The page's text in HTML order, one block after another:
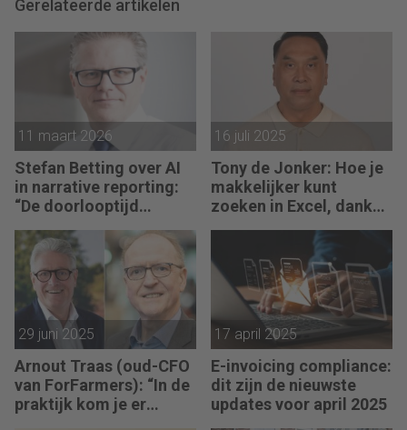
Gerelateerde artikelen
11 maart 2026
Stefan Betting over AI
in narrative reporting:
“De doorlooptijd
verkleint tot minuten.”
16 juli 2025
Tony de Jonker: Hoe je
makkelijker kunt
zoeken in Excel, dankzij
X.ZOEKEN
29 juni 2025
Arnout Traas (oud-CFO
van ForFarmers): “In de
praktijk kom je er
17 april 2025
E-invoicing compliance:
dit zijn de nieuwste
updates voor april 2025